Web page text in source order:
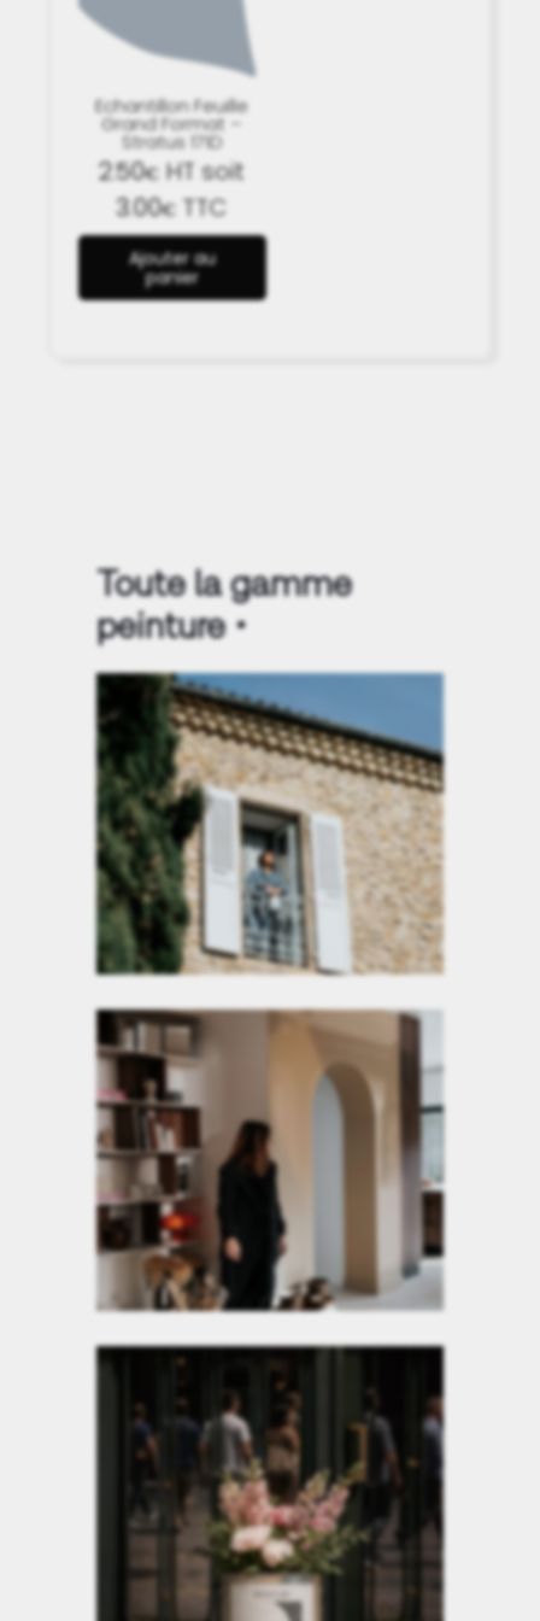
Echantillon Feuille
Grand Format –
Stratus 171D
2.50€ HT soit
3.00€ TTC
Ajouter au
panier
Toute la gamme
peinture